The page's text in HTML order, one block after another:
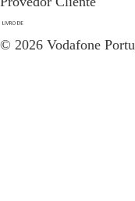
© 2026 Vodafone